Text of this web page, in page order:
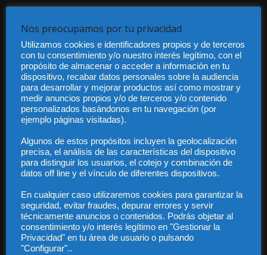
Audiencia y Publicidad
Quiénes somos
Legal
Privacidad
Contacto
Guía Colaboradores
Contáctanos:info@diariojuridico.com
Incluso más noticias
Nos preocupamos por tu privacidad
Utilizamos cookies e identificadores propios y de terceros
con tu consentimiento y/o nuestro interés legítimo, con el
propósito de almacenar o acceder a información en tu
dispositivo, recabar datos personales sobre la audiencia
para desarrollar y mejorar productos así como mostrar y
medir anuncios propios y/o de terceros y/o contenido
personalizados basándonos en tu navegación (por
ejemplo páginas visitadas).
Algunos de estos propósitos incluyen la geolocalización
precisa, el análisis de las características del dispositivo
para distinguir los usuarios, el cotejo y combinación de
datos off line y el vínculo de diferentes dispositivos.
En cualquier caso utilizaremos cookies para garantizar la
seguridad, evitar fraudes, depurar errores y servir
técnicamente anuncios o contenidos. Podrás objetar al
consentimiento y/o interés legítimo en "Gestionar la
Privacidad" en tu área de usuario o pulsando
"Configurar"..